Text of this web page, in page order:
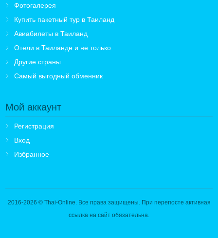
Фотогалерея
Купить пакетный тур в Таиланд
Авиабилеты в Таиланд
Отели в Таиланде и не только
Другие страны
Самый выгодный обменник
Мой аккаунт
Регистрация
Вход
Избранное
2016-2026 © Thai-Online. Все права защищены. При перепосте активная
ссылка на сайт обязательна.